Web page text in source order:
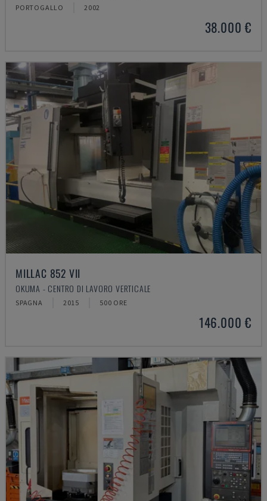
PORTOGALLO 2002
38.000 €
MILLAC 852 VII
OKUMA - CENTRO DI LAVORO VERTICALE
SPAGNA 2015 500 ORE
146.000 €